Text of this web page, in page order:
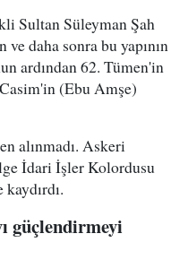
Sultan Süleyman Şah
ve daha sonra bu yapının
ardından 62. Tümen'in
(Ebu Amşe)
alınmadı. Askeri
İdari İşler Kolordusu
güçlendirmeyi